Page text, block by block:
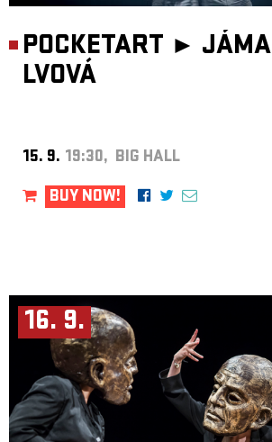
POCKETART ► JÁMA
LVOVÁ
15. 9. 19:30, BIG HALL
BUY NOW!
16. 9.